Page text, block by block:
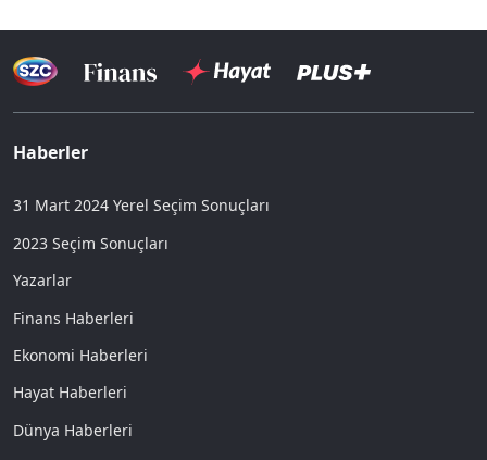
Haberler
31 Mart 2024 Yerel Seçim Sonuçları
2023 Seçim Sonuçları
Yazarlar
Finans Haberleri
Ekonomi Haberleri
Hayat Haberleri
Dünya Haberleri